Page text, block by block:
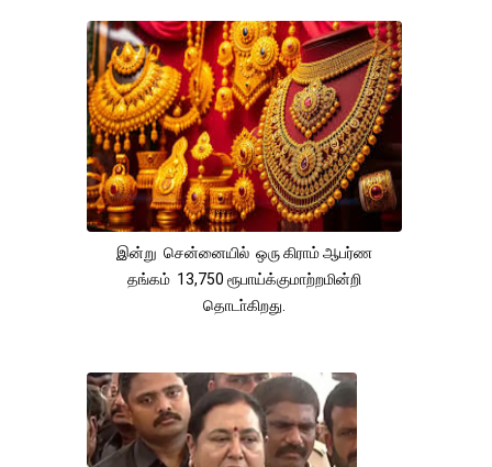
இன்று சென்னையில் ஒரு கிராம் ஆபர்ண
தங்கம் 13,750 ரூபாய்க்குமாற்றமின்றி
தொடா்கிறது.